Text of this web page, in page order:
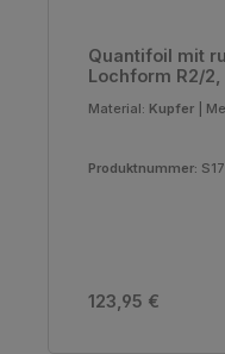
Quantifoil mit
Lochform R2/
Material: Kupfer
Produktnummer:
Regulärer Preis:
123,95 €